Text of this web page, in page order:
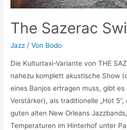
The Sazerac
Jazz / Von Bodo
Die Kulturtaxi-Variante von THE
nahezu komplett akustische Show
eines Banjos ertragen muss, gibt
Verstärker), als traditionelle „Hot
guten alten New Orleans
Temperaturen im Hinterhof unter